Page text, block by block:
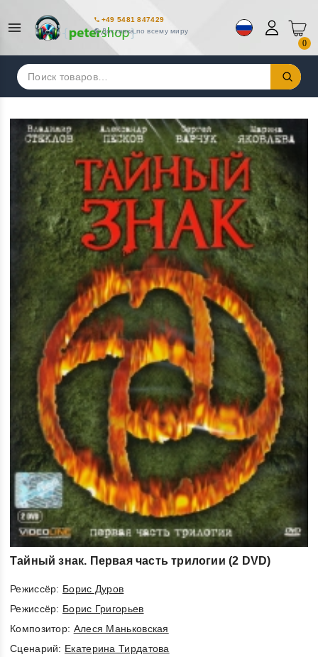
+49 5481 847429
Доставка по всему миру
0
Искать:
Тайный знак. Первая часть трилогии (2 DVD)
Режиссёр: Борис Дуров
Режиссёр: Борис Григорьев
Композитор: Алеся Маньковская
Cценарий: Екатерина Тирдатова